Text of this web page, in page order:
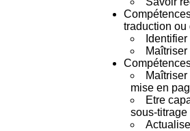
traduction ou
mise en
Etre
sous-